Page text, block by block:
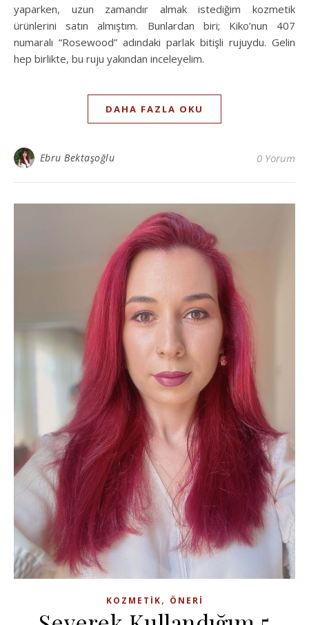
yaparken, uzun zamandır almak istediğim kozmetik
ürünlerini satın almıştım. Bunlardan biri; Kiko’nun 407
numaralı “Rosewood” adındaki parlak bitişli rujuydu. Gelin
hep birlikte, bu ruju yakından inceleyelim.
DAHA FAZLA OKU
Ebru Bektaşoğlu 0 Yorum
KOZMETIK, ÖNERI